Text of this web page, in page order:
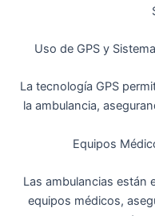
Uso de GPS y
La tecnología GPS
la ambulancia,
Equipos
Las ambulancias están
equipos médicos,